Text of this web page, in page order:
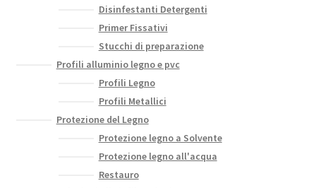
Disinfestanti Detergenti
Primer Fissativi
Stucchi di preparazione
Profili alluminio legno e pvc
Profili Legno
Profili Metallici
Protezione del Legno
Protezione legno a Solvente
Protezione legno all'acqua
Restauro